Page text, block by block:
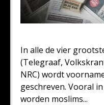
In alle de vier
(Telegraaf,
NRC) wordt
geschreven. Vooral
worden moslims...